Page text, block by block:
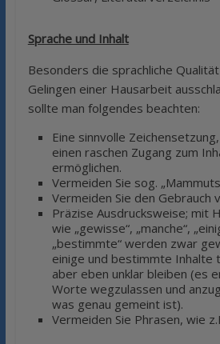
Sprache und Inhalt
Besonders die sprachliche
Gelingen einer Hausarbeit
sollte man folgendes beachten:
Eine sinnvolle
einen raschen Zugang zum
ermöglichen.
Vermeiden Sie sog.
Vermeiden Sie den Gebrauch
Präzise Ausdrucksweise; mit
wie „gewisse“, „manche“,
„bestimmte“ werden zwar
einige und bestimmte Inhalte
aber eben unklar bleiben (es
Worte wegzulassen und
was genau gemeint ist).
Vermeiden Sie Phrasen, wie